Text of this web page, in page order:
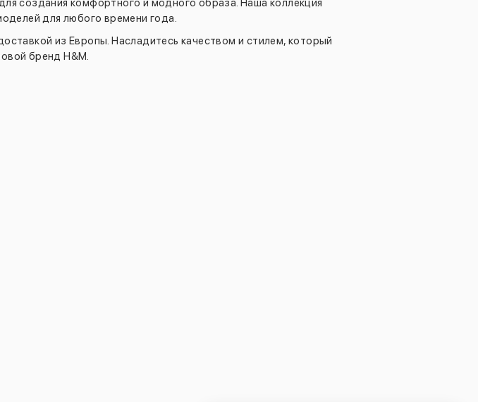
создания комфортного и модного образа. Наша коллекция
для любого времени года.
из Европы. Насладитесь качеством и стилем, который
бренд H&M.